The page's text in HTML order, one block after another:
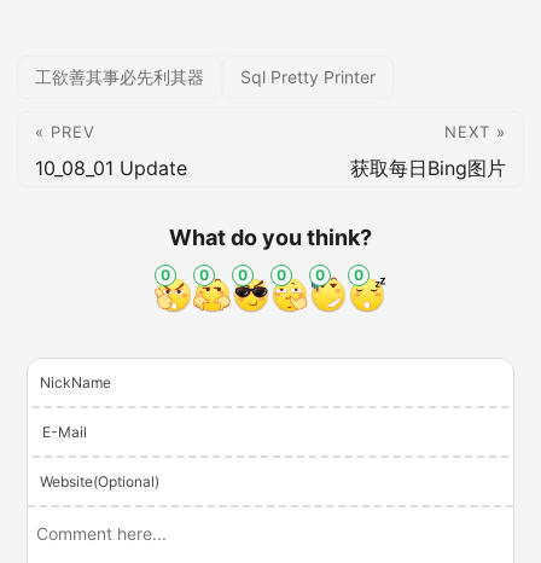
工欲善其事必先利其器 Sql Pretty Printer
« PREV
10_08_01 Update
NEXT »
获取每日Bing图片
What do you think?
0 0 0 0 0 0
NickName
E-Mail
Website(Optional)